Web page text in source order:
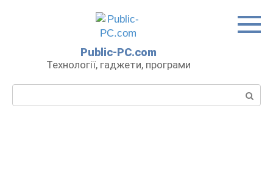
Public-PC.com
Технології, гаджети, програми